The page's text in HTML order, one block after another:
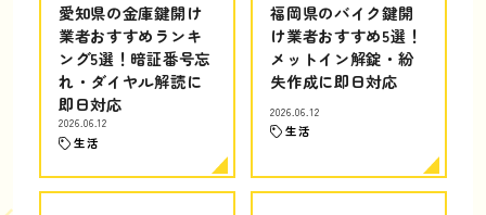
愛知県の金庫鍵開け
業者おすすめランキ
ング5選！暗証番号忘
れ・ダイヤル解読に
即日対応
2026.06.12
生活
福岡県のバイク鍵開
け業者おすすめ5選！
メットイン解錠・紛
失作成に即日対応
2026.06.12
生活